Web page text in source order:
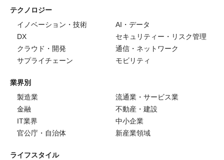
テクノロジー
イノベーション・技術
AI・データ
DX
セキュリティー・リスク管理
クラウド・開発
通信・ネットワーク
サプライチェーン
モビリティ
業界別
製造業
流通業・サービス業
金融
不動産・建設
IT業界
中小企業
官公庁・自治体
新産業領域
ライフスタイル